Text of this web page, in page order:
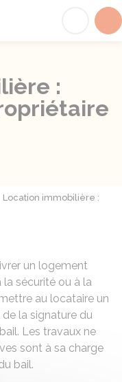
:
Location immobilière :
un logement
sécurité ou à la
au locataire un
la signature du
Les travaux ne
sont à sa charge
bail.